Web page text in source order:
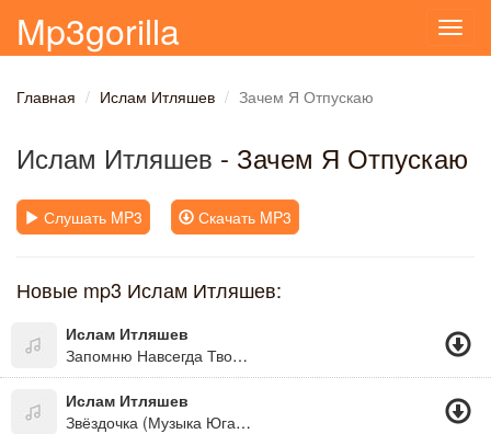
Mp3gorilla
Главная Ислам Итляшев Зачем Я Отпускаю
Ислам Итляшев - Зачем Я Отпускаю
Слушать MP3 Скачать MP3
Новые mp3 Ислам Итляшев:
Ислам Итляшев
Запомню Навсегда Твои Глаза
Ислам Итляшев
Звёздочка (Музыка Юга.ру)